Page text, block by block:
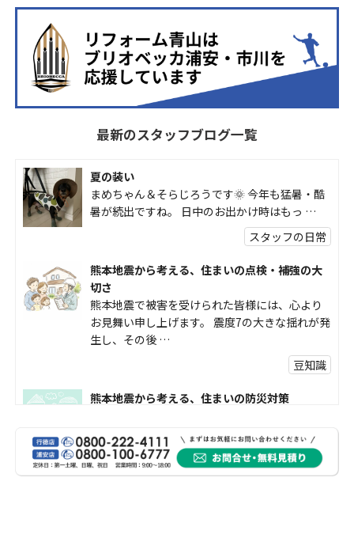
最新のスタッフブログ一覧
夏の装い
まめちゃん＆そらじろうです🌞 今年も猛暑・酷
暑が続出ですね。 日中のお出かけ時はもっ …
スタッフの日常
熊本地震から考える、住まいの点検・補強の大
切さ
熊本地震で被害を受けられた皆様には、心より
お見舞い申し上げます。 震度7の大きな揺れが発
生し、その後 …
豆知識
熊本地震から考える、住まいの防災対策
受けられた皆様に、心よりお見舞い申し上げま
す。 今回の地震 …
社長コラム